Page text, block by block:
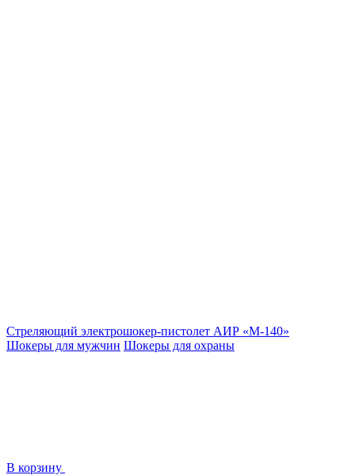
Стреляющий электрошокер-пистолет АИР «М-140»
Шокеры для мужчин Шокеры для охраны
В корзину